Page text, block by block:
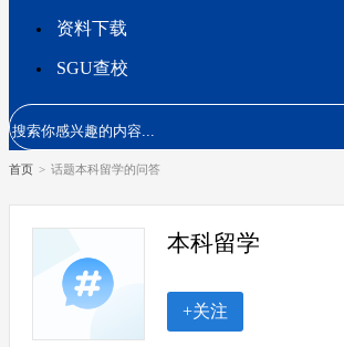
资料下载
SGU查校
首页 > 话题本科留学的问答
本科留学
+关注